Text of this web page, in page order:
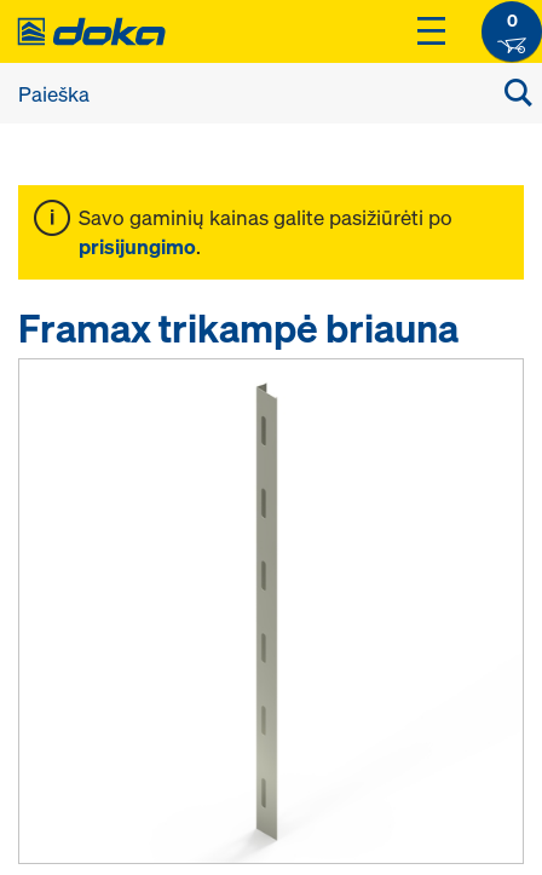
0
Savo gaminių kainas galite pasižiūrėti po
prisijungimo.
Framax trikampė briauna